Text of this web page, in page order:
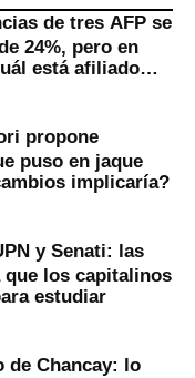
de tres AFP se
24%, pero en
está afiliado
propone
puso en jaque
implicaría?
y Senati: las
que los capitalinos
estudiar
de Chancay: lo